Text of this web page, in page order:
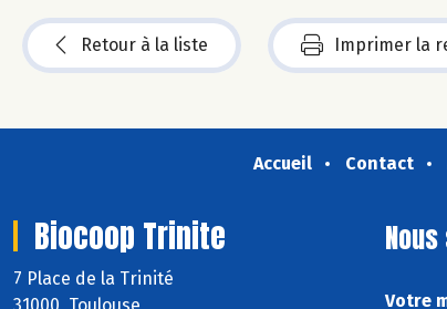
Retour à la liste Imprimer la
Accueil Contact
Biocoop Trinite
7 Place de la Trinité
31000 Toulouse
Votre